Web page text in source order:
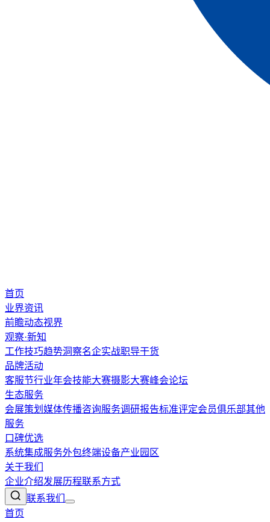
首页
业界资讯
前瞻动态视界
观察·新知
工作技巧趋势洞察名企实战职导干货
品牌活动
客服节行业年会技能大赛摄影大赛峰会论坛
生态服务
会展策划 媒体传播咨询服务调研报告标准评定会员俱乐部其他
服务
口碑优选
系统集成服务外包终端设备产业园区
关于我们
企业介绍发展历程联系方式
联系我们
首页